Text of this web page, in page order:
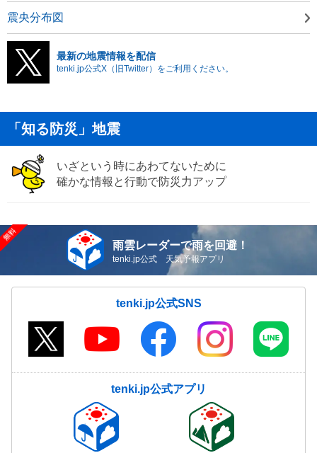
震央分布図
最新の地震情報を配信
tenki.jp公式X（旧Twitter）をご利用ください。
「知る防災」地震
いざという時にあわてないために
確かな情報と行動で防災力アップ
雨雲レーダーで雨を回避！
tenki.jp公式 天気予報アプリ
tenki.jp公式SNS
tenki.jp公式アプリ